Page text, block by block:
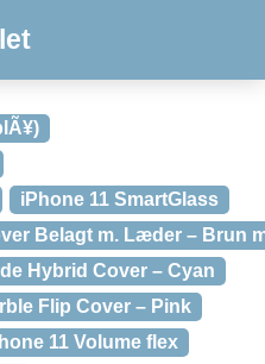
iPhone 11 SmartGlass
Belagt m. Læder – Brun
Hybrid Cover – Cyan
Flip Cover – Pink
11 Volume flex